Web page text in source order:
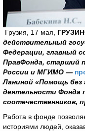
Грузия, 17 мая,
действительный
Федерации, главный
ПравФонда, старший
России и МГИМО —
Ланиной «Помощь без
деятельности Фонда
соотечественников,
Работа в фонде
историями людей,